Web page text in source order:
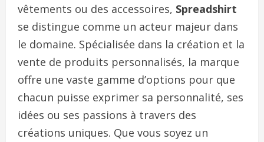
vêtements ou des accessoires, Spreadshirt
se distingue comme un acteur majeur dans
le domaine. Spécialisée dans la création et la
vente de produits personnalisés, la marque
offre une vaste gamme d’options pour que
chacun puisse exprimer sa personnalité, ses
idées ou ses passions à travers des
créations uniques. Que vous soyez un